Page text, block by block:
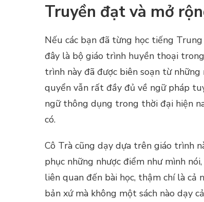
Truyền đạt và mở
Nếu các bạn đã từng học tiếng
đây là bộ giáo trình huyền thoại
trình này đã được biên soạn từ
quyển vẫn rất đầy đủ về ngữ pháp
ngữ thông dụng trong thời đại hiện
có.
Cô Trà cũng dạy dựa trên giáo trình
phục những nhược điểm như mình
liên quan đến bài học, thậm chí là cả
bản xứ mà không một sách nào dạy